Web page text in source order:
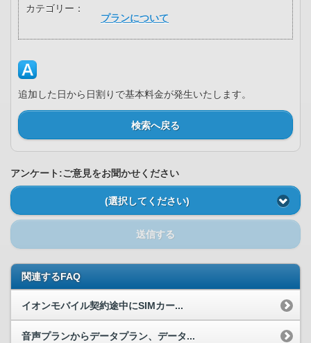
カテゴリー：
プランについて
追加した日から日割りで基本料金が発生いたします。
検索へ戻る
アンケート:ご意見をお聞かせください
(選択してください)
送信する
関連するFAQ
イオンモバイル契約途中にSIMカー...
音声プランからデータプラン、データ...